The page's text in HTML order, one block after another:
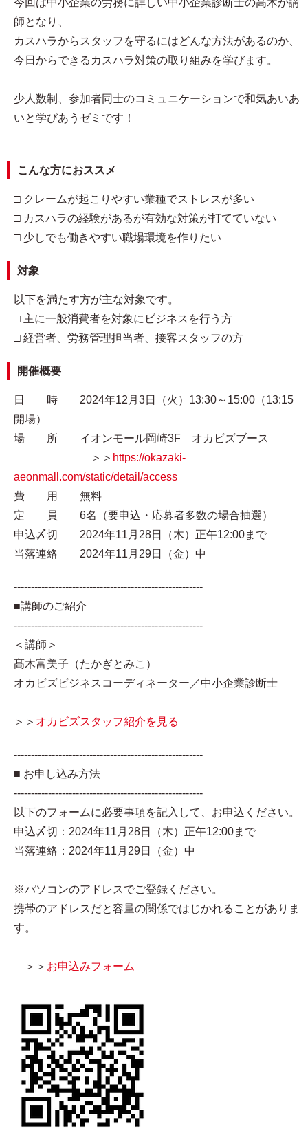
今回は中小企業の労務に詳しい中小企業診断士の高木が講
師となり、
カスハラからスタッフを守るにはどんな方法があるのか、
今日からできるカスハラ対策の取り組みを学びます。
少人数制、参加者同士のコミュニケーションで和気あいあ
いと学びあうゼミです！
こんな方におススメ
□ クレームが起こりやすい業種でストレスが多い
□ カスハラの経験があるが有効な対策が打てていない
□ 少しでも働きやすい職場環境を作りたい
対象
以下を満たす方が主な対象です。
□ 主に一般消費者を対象にビジネスを行う方
□ 経営者、労務管理担当者、接客スタッフの方
開催概要
日 時 2024年12月3日（火）13:30～15:00（13:15
開場）
場 所 イオンモール岡崎3F オカビズブース
＞＞ https://okazaki-
aeonmall.com/static/detail/access
費 用 無料
定 員 6名（要申込・応募者多数の場合抽選）
申込〆切 2024年11月28日（木）正午12:00まで
当落連絡 2024年11月29日（金）中
-------------------------------------------------------
■講師のご紹介
-------------------------------------------------------
＜講師＞
髙木富美子（たかぎとみこ）
オカビズビジネスコーディネーター／中小企業診断士
＞＞ オカビズスタッフ紹介を見る
-------------------------------------------------------
■ お申し込み方法
-------------------------------------------------------
以下のフォームに必要事項を記入して、お申込ください。
申込〆切：2024年11月28日（木）正午12:00まで
当落連絡：2024年11月29日（金）中
※パソコンのアドレスでご登録ください。
携帯のアドレスだと容量の関係ではじかれることがありま
す。
＞＞ お申込みフォーム